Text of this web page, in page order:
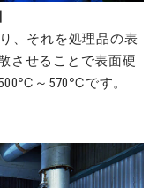
、それを処理品の表
させることで表面硬
～570℃です。